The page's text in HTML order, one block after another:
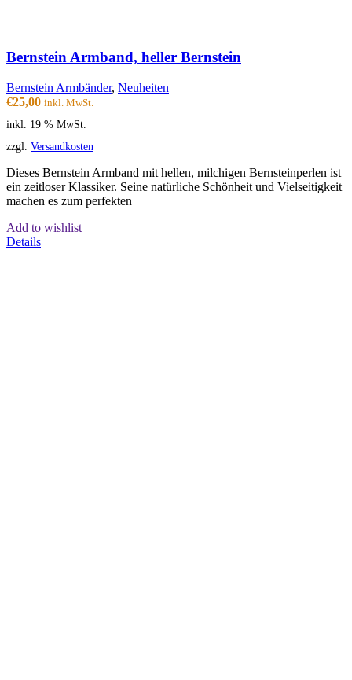
Bernstein Armband, heller Bernstein
Bernstein Armbänder, Neuheiten
€25,00 inkl. MwSt.
inkl. 19 % MwSt.
zzgl. Versandkosten
Dieses Bernstein Armband mit hellen, milchigen Bernsteinperlen ist
ein zeitloser Klassiker. Seine natürliche Schönheit und Vielseitigkeit
machen es zum perfekten
Add to wishlist
Details